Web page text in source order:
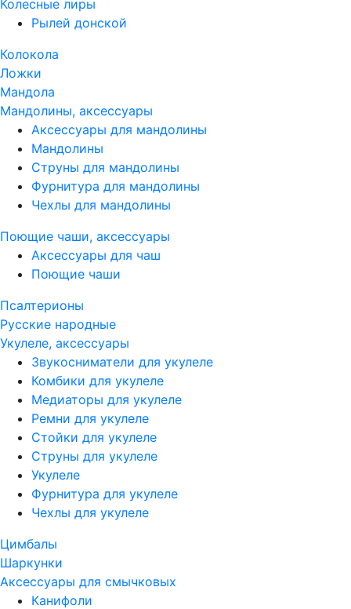
Колесные лиры
Рылей донской
Колокола
Ложки
Мандола
Мандолины, аксессуары
Аксессуары для мандолины
Мандолины
Струны для мандолины
Фурнитура для мандолины
Чехлы для мандолины
Поющие чаши, аксессуары
Аксессуары для чаш
Поющие чаши
Псалтерионы
Русские народные
Укулеле, аксессуары
Звукосниматели для укулеле
Комбики для укулеле
Медиаторы для укулеле
Ремни для укулеле
Стойки для укулеле
Струны для укулеле
Укулеле
Фурнитура для укулеле
Чехлы для укулеле
Цимбалы
Шаркунки
Аксессуары для смычковых
Канифоли